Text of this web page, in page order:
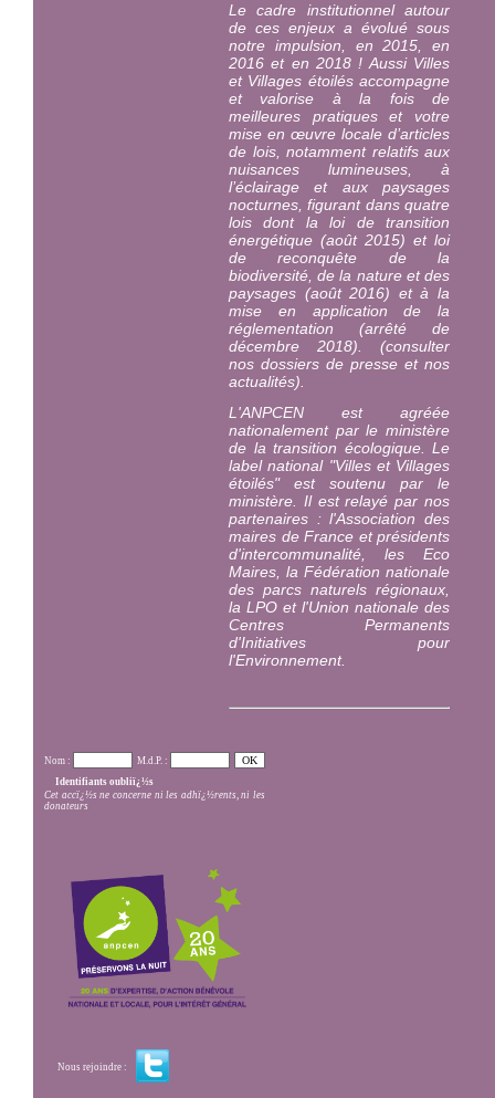
Le cadre institutionnel autour
de ces enjeux a évolué sous
notre impulsion, en 2015, en
2016 et en 2018 ! Aussi Villes
et Villages étoilés accompagne
et valorise à la fois de
meilleures pratiques et votre
mise en œuvre locale d’articles
de lois, notamment relatifs aux
nuisances lumineuses, à
l’éclairage et aux paysages
nocturnes, figurant dans quatre
lois dont la loi de transition
énergétique (août 2015) et loi
de reconquête de la
biodiversité, de la nature et des
paysages (août 2016) et à la
mise en application de la
réglementation (arrêté de
décembre 2018). (consulter
nos dossiers de presse et nos
actualités).
L'ANPCEN est agréée
nationalement par le ministère
de la transition écologique. Le
label national "Villes et Villages
étoilés" est soutenu par le
ministère. Il est relayé par nos
partenaires : l'Association des
maires de France et présidents
d'intercommunalité, les Eco
Maires, la Fédération nationale
des parcs naturels régionaux,
la LPO et l'Union nationale des
Centres Permanents
d'Initiatives pour
l'Environnement.
Nom :
M.d.P. :
Identifiants oubliï¿½s
Cet accï¿½s ne concerne ni les adhï¿½rents, ni les
donateurs
Nous rejoindre :